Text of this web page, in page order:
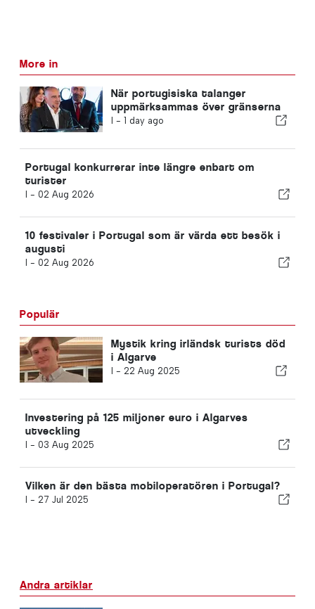
More in
När portugisiska talanger
uppmärksammas över gränserna
I - 1 day ago
Portugal konkurrerar inte längre enbart om
turister
I - 02 Aug 2026
10 festivaler i Portugal som är värda ett besök i
augusti
I - 02 Aug 2026
Populär
Mystik kring irländsk turists död
i Algarve
I - 22 Aug 2025
Investering på 125 miljoner euro i Algarves
utveckling
I - 03 Aug 2025
Vilken är den bästa mobiloperatören i Portugal?
I - 27 Jul 2025
Andra artiklar